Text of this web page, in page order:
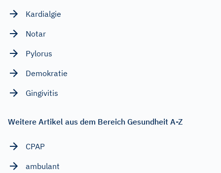
Kardialgie
Notar
Pylorus
Demokratie
Gingivitis
Weitere Artikel aus dem Bereich Gesundheit A-Z
CPAP
ambulant